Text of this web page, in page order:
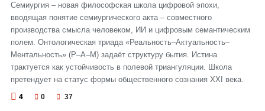
Семиургия – новая философская школа цифровой эпохи,
вводящая понятие семиургического акта – совместного
производства смысла человеком, ИИ и цифровым семантическим
полем. Онтологическая триада «Реальность–Актуальность–
Ментальность» (Р–А–М) задаёт структуру бытия. Истина
трактуется как устойчивость в полевой триангуляции. Школа
претендует на статус формы общественного сознания XXI века.
4 0 37